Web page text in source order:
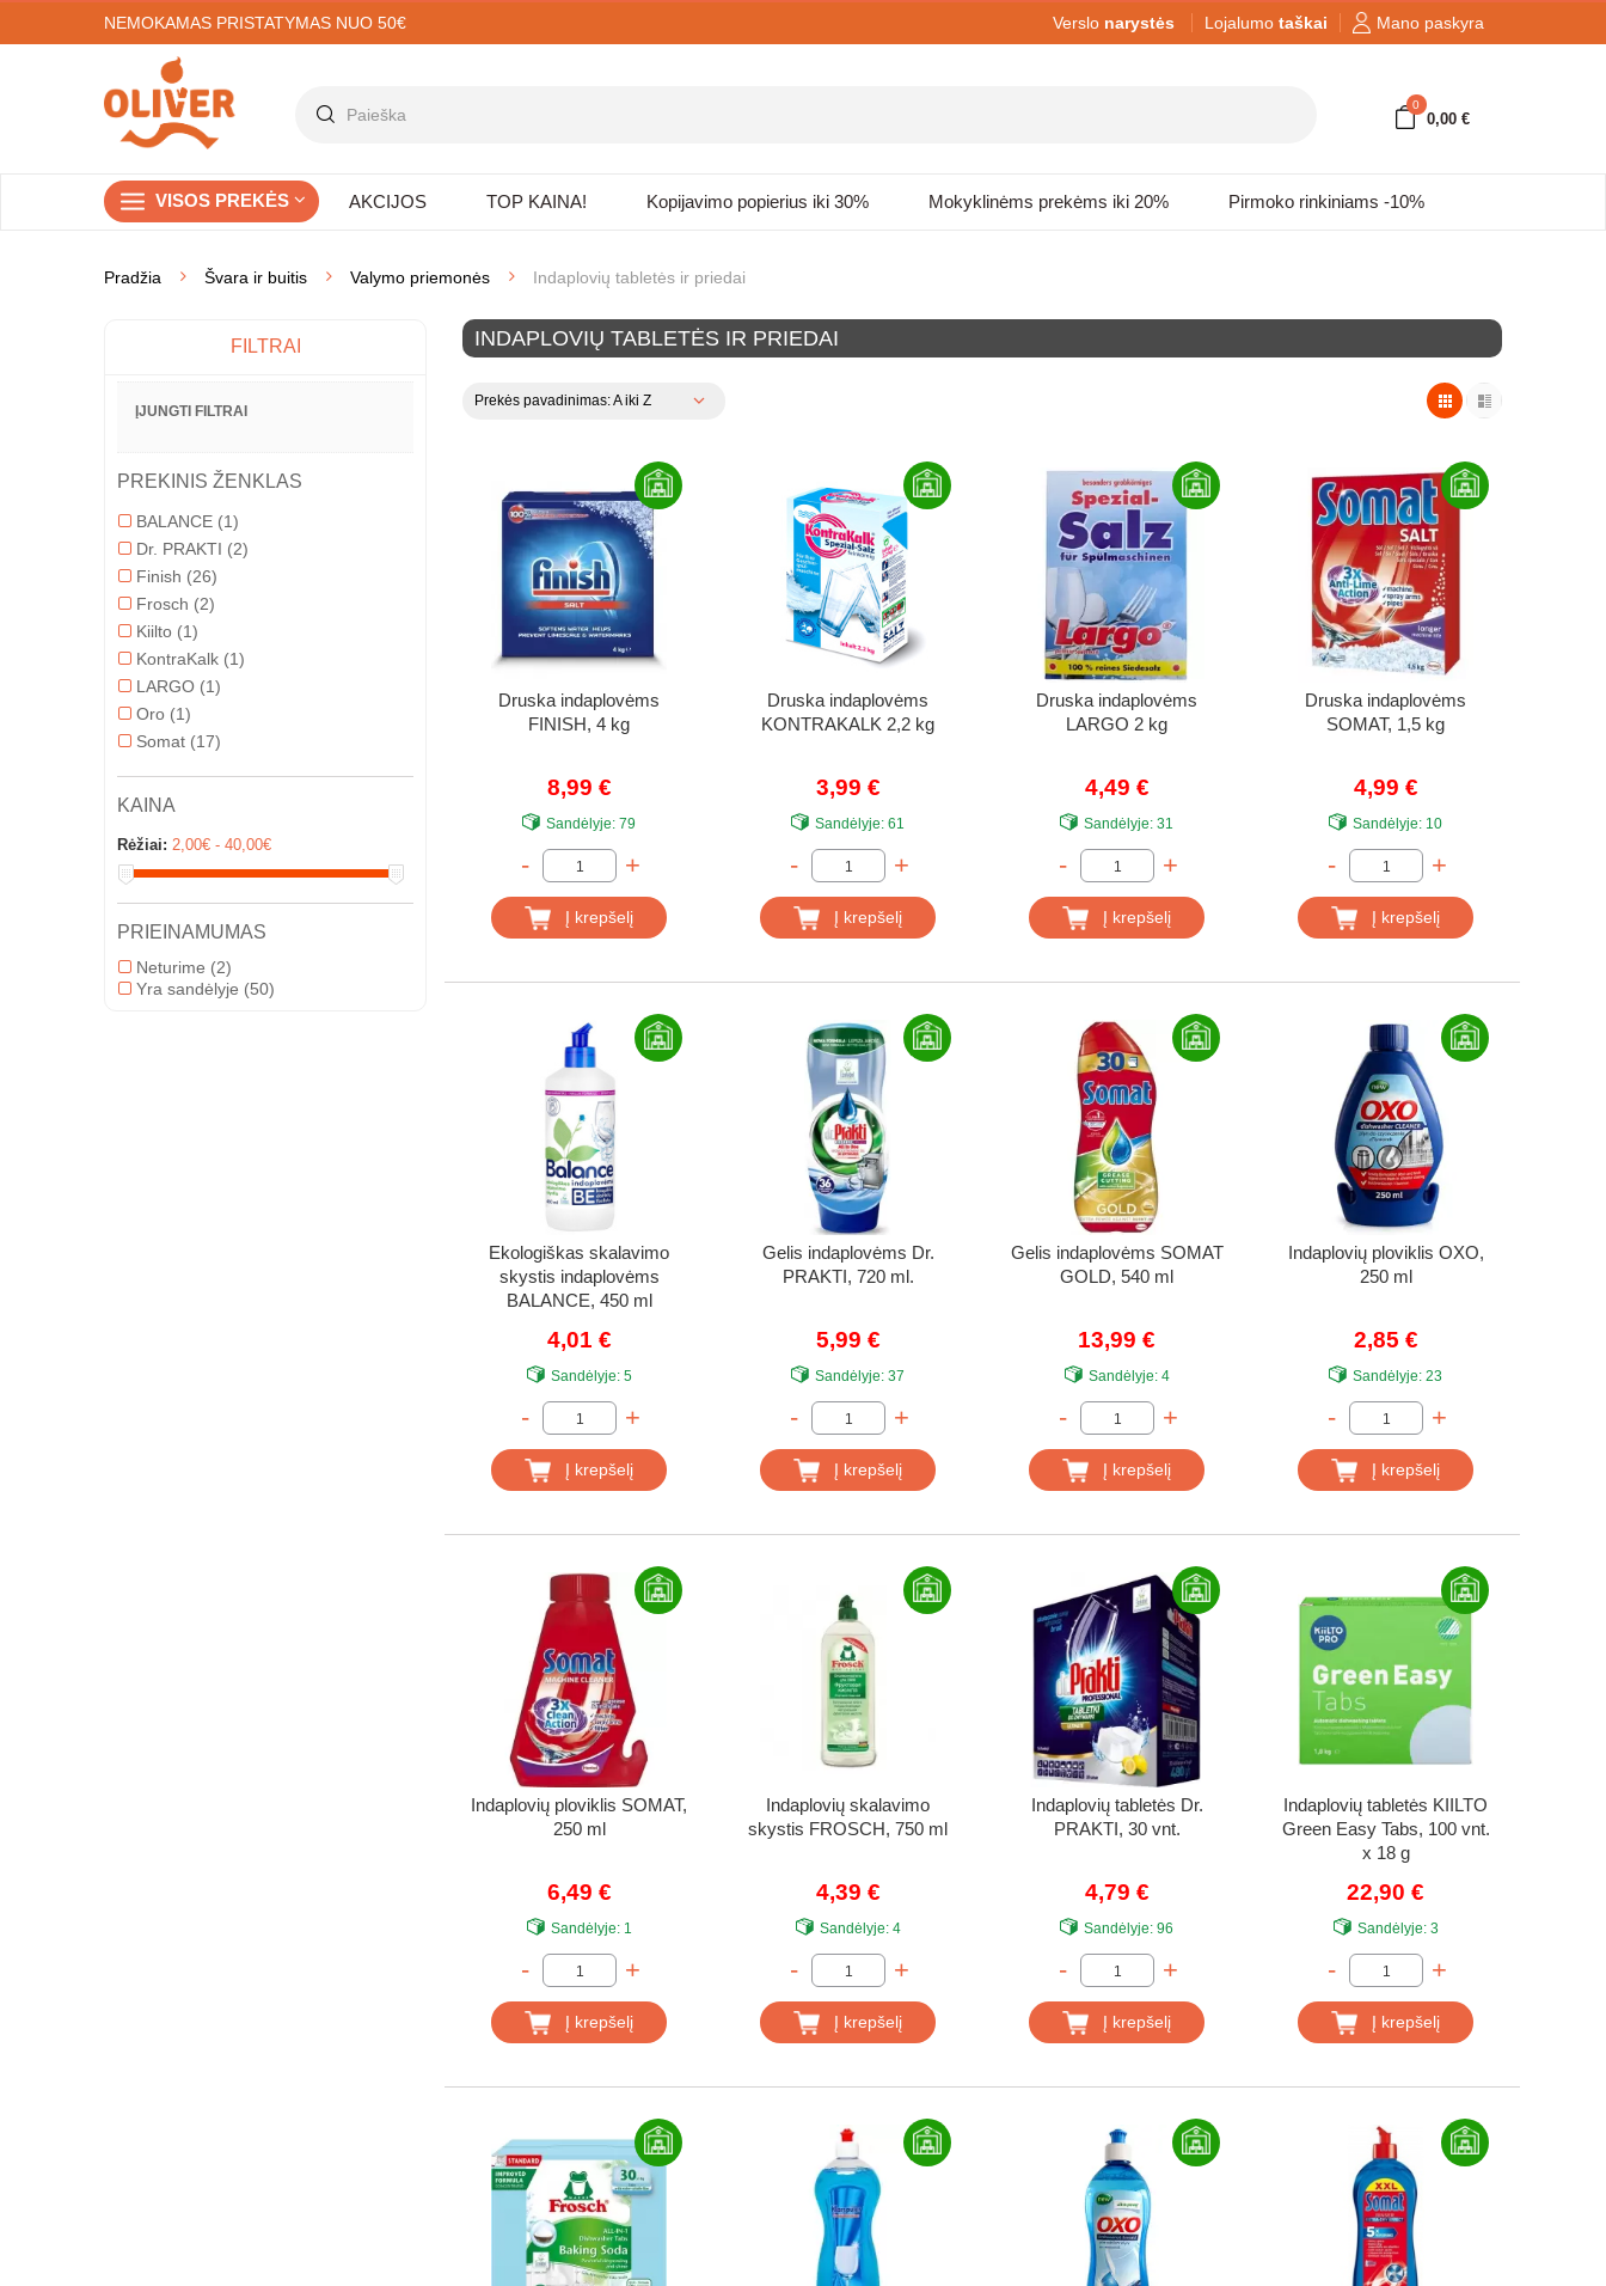
NEMOKAMAS PRISTATYMAS NUO 50€ Mano paskyra
Verslo narystės Lojalumo taškai
0
0,00 €
VISOS PREKĖS AKCIJOS TOP KAINA! Kopijavimo popierius iki 30% Mokyklinėms prekėms iki 20% Pirmoko rinkiniams -10%
Pradžia Švara ir buitis Valymo priemonės Indaplovių tabletės ir priedai
INDAPLOVIŲ TABLETĖS IR PRIEDAI
Prekės pavadinimas: A iki Z
Druska indaplovėms
FINISH, 4 kg
8,99 €
Sandėlyje: 79
- +
Į krepšelį
Druska indaplovėms
KONTRAKALK 2,2 kg
3,99 €
Sandėlyje: 61
- +
Į krepšelį
Druska indaplovėms
LARGO 2 kg
4,49 €
Sandėlyje: 31
- +
Į krepšelį
Druska indaplovėms
SOMAT, 1,5 kg
4,99 €
Sandėlyje: 10
- +
Į krepšelį
Ekologiškas skalavimo
skystis indaplovėms
BALANCE, 450 ml
4,01 €
Sandėlyje:5
- +
Į krepšelį
Gelis indaplovėms Dr.
PRAKTI, 720 ml.
5,99 €
Sandėlyje: 37
- +
Į krepšelį
Gelis indaplovėms SOMAT
GOLD, 540 ml
13,99 €
Sandėlyje:4
- +
Į krepšelį
Indaplovių ploviklis OXO,
250 ml
2,85 €
Sandėlyje: 23
- +
Į krepšelį
Indaplovių ploviklis SOMAT,
250 ml
6,49 €
Sandėlyje:1
- +
Į krepšelį
Indaplovių skalavimo
skystis FROSCH, 750 ml
4,39 €
Sandėlyje:4
- +
Į krepšelį
Indaplovių tabletės Dr.
PRAKTI, 30 vnt.
4,79 €
Sandėlyje: 96
- +
Į krepšelį
Indaplovių tabletės KIILTO
Green Easy Tabs, 100 vnt.
x 18 g
22,90 €
Sandėlyje:3
- +
Į krepšelį
FILTRAI
ĮJUNGTI FILTRAI
PREKINIS ŽENKLAS
BALANCE (1)
Dr. PRAKTI (2)
Finish (26)
Frosch (2)
Kiilto (1)
KontraKalk (1)
LARGO (1)
Oro (1)
Somat (17)
KAINA
Rėžiai: 2,00€ - 40,00€
PRIEINAMUMAS
Neturime (2)
Yra sandėlyje (50)